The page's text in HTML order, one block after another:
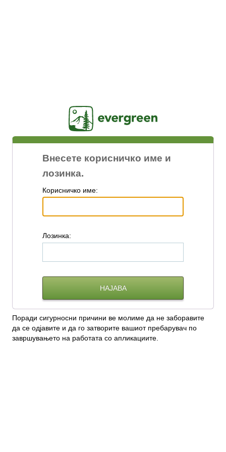
Внесете корисничко име и
лозинка.
Корисничко име:
Лозинка:
Поради сигурносни причини ве молиме да не заборавите
да се одјавите и да го затворите вашиот пребарувач по
завршувањето на работата со апликациите.